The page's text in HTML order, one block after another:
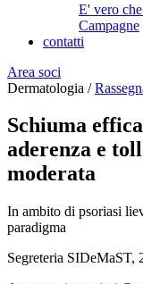
E' vero
Campagne
contatti
Area soci
Dermatologia /
Schiuma
aderenza e
moderata
In ambito di psoriasi
paradigma
Segreteria SIDeMaST,